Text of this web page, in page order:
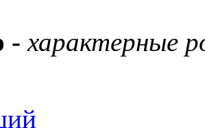
- характерные